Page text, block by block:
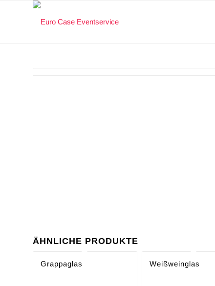
ÄHNLICHE PRODUKTE
Grappaglas Weißweinglas